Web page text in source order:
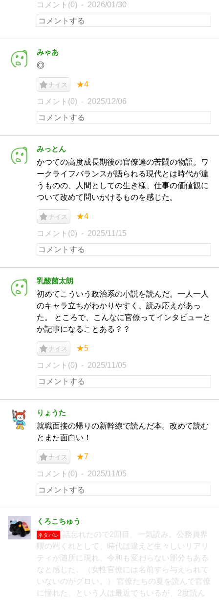
コメント(0) 2026/01/30
みゃあ
◎
ナイス ★4
コメント(0) 2025/12/06
みっとん
かつての高度成長期後の官僚達の苦闘の物語。ワ
ークライフバランスが語られる現代とは時代が違
うものの、人間としての生き様、仕事の価値観に
ついて改めて問いかけるものを感じた。
ナイス ★4
コメント(0) 2025/11/15
乳酸菌太朗
初めてこういう政治系の小説を読んだ。一人一人
のキャラ立ちがわかりやすく、読み応えがあっ
た。 ところで、こんなに官僚ってインタビューと
か記事になることある？？
ナイス ★5
コメント(0) 2025/11/05
りょうた
就職面接の帰りの新幹線で読んだ本。改めて読む
とまた面白い！
ナイス ★7
コメント(0) 2025/11/05
くろこちゅう
ネタバレ
話忘れたので2回目、一気読み。公務員界
隈の端くれとして、時代は違えど生々しいリアリ
ティが随所に現れ、令和も変わらない部分もある
なと感じた。（女性官僚には名前すら与えられて
いないのがグロい。） 官僚たちの夏を読んで官僚
に憧れた、という人は最近でもいるが、2度読ん